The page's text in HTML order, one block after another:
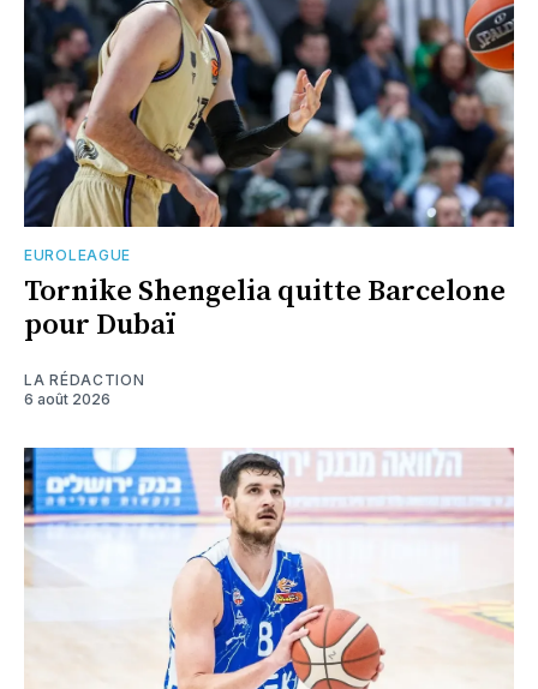
EUROLEAGUE
Tornike Shengelia quitte Barcelone
pour Dubaï
LA RÉDACTION
6 août 2026